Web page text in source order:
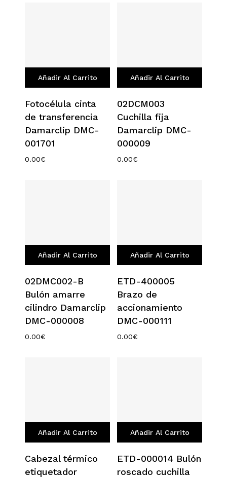
Añadir Al Carrito
Fotocélula cinta
de transferencia
Damarclip DMC-
001701
0.00€
Añadir Al Carrito
02DCM003
Cuchilla fija
Damarclip DMC-
000009
0.00€
Añadir Al Carrito
02DMC002-B
Bulón amarre
cilindro Damarclip
DMC-000008
0.00€
Añadir Al Carrito
ETD-400005
Brazo de
accionamiento
DMC-000111
0.00€
Añadir Al Carrito
Cabezal térmico
etiquetador
Añadir Al Carrito
ETD-000014 Bulón
roscado cuchilla